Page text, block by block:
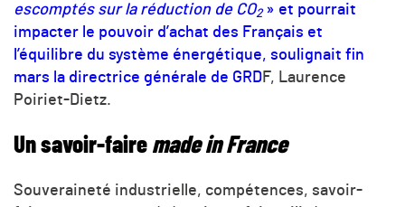
escomptés sur la réduction de CO2» et pourrait
impacter le pouvoir d’achat des Français et
l’équilibre du système énergétique, soulignait fin
mars la directrice générale de GRDF, Laurence
Poiriet-Dietz.
Un savoir-faire made in France
Souveraineté industrielle, compétences, savoir-